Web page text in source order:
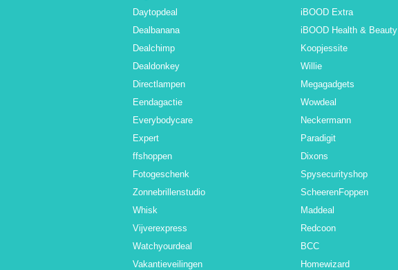
Daytopdeal
Dealbanana
Dealchimp
Dealdonkey
Directlampen
Eendagactie
Everybodycare
Expert
ffshoppen
Fotogeschenk
Zonnebrillenstudio
Whisk
Vijverexpress
Watchyourdeal
Vakantieveilingen
iBOOD Extra
iBOOD Health & Beauty
Koopjessite
Willie
Megagadgets
Wowdeal
Neckermann
Paradigit
Dixons
Spysecurityshop
ScheerenFoppen
Maddeal
Redcoon
BCC
Homewizard